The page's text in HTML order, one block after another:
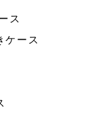
ス
ケース